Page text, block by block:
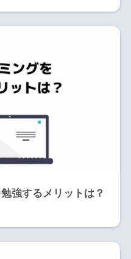
強するメリットは？